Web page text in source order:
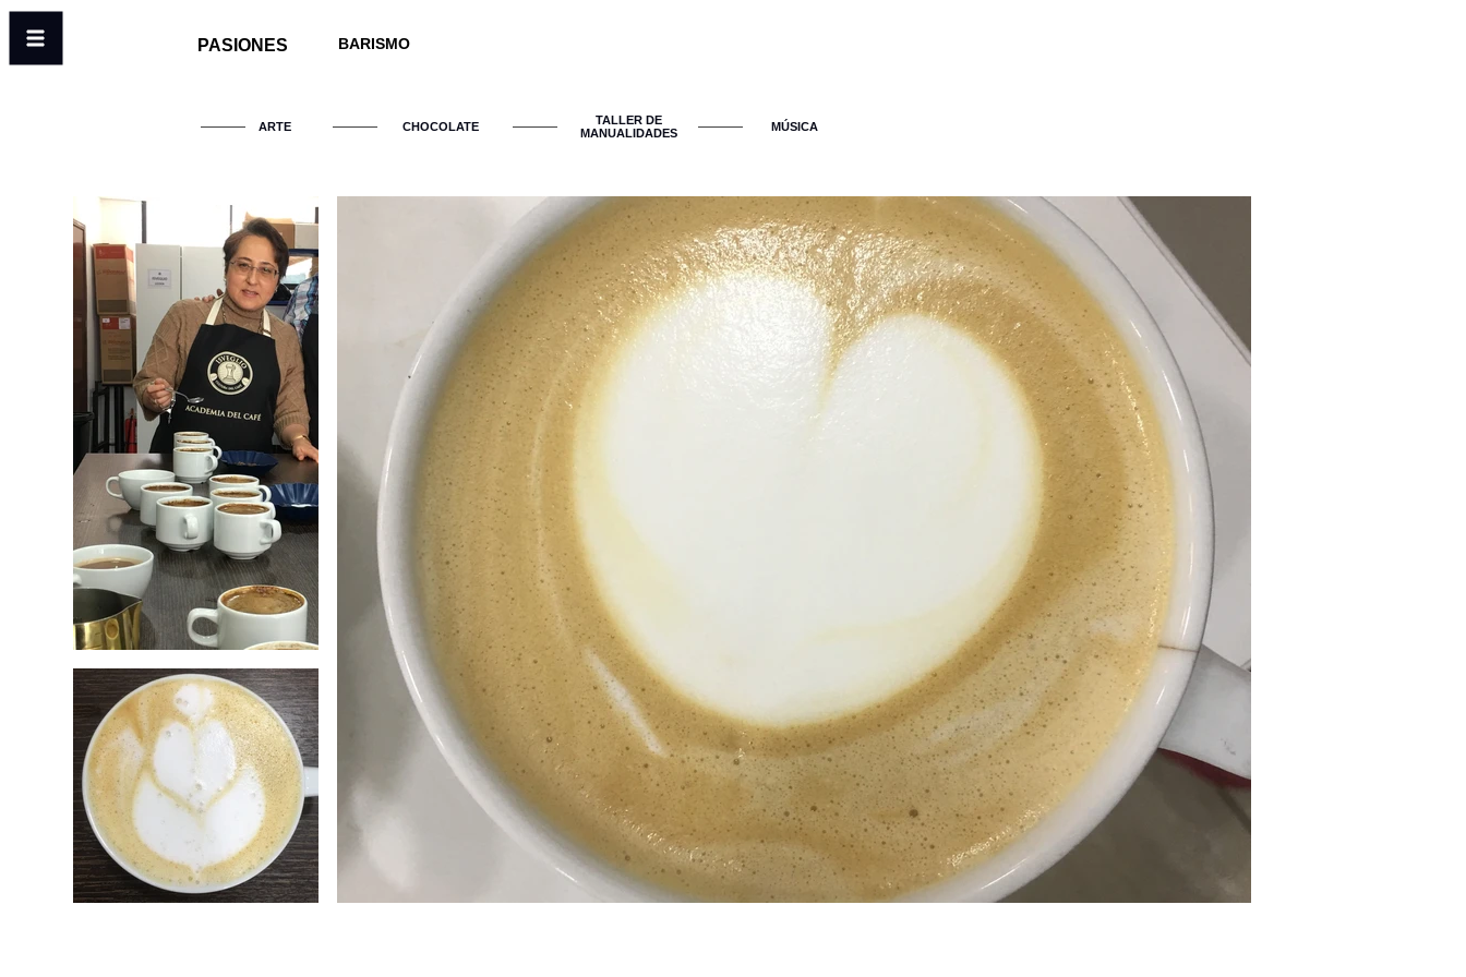
PASIONES BARISMO
ARTE CHOCOLATE
TALLER DE
MANUALIDADES
​MÚSICA